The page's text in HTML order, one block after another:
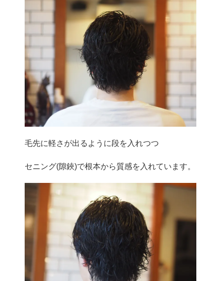
毛先に軽さが出るように段を入れつつ
セニング(隙鋏)で根本から質感を入れています。